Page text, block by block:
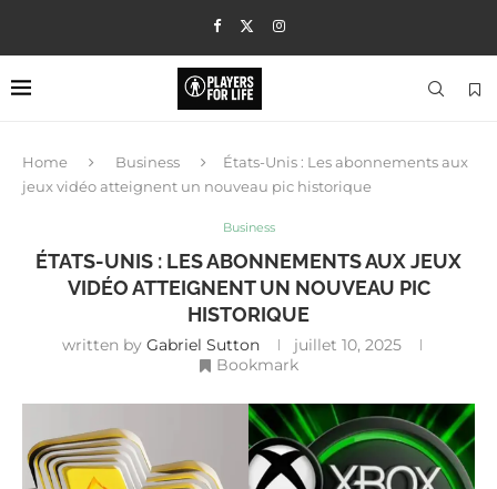
Home Business
États-Unis : Les abonnements aux
jeux vidéo atteignent un nouveau pic historique
Business
ÉTATS-UNIS : LES ABONNEMENTS AUX JEUX
VIDÉO ATTEIGNENT UN NOUVEAU PIC
HISTORIQUE
written by Gabriel Sutton
juillet 10, 2025
Bookmark